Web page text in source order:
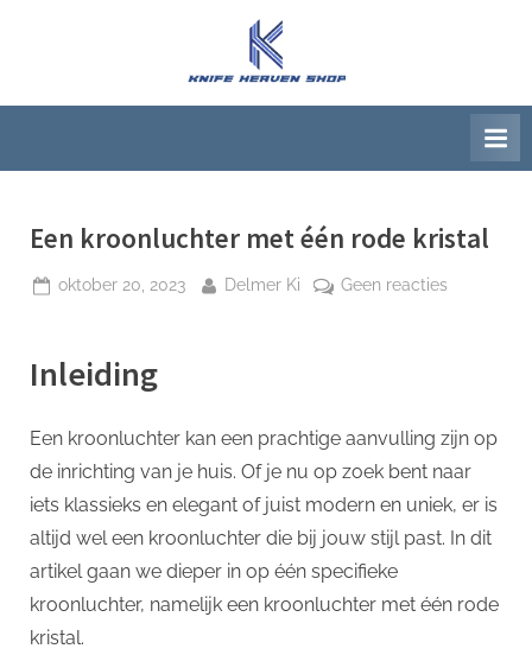
K
n
f
H
a
S
h
o
p
Een kroonluchter met één rode kristal
Geplaatst
oktober 20, 2023 Door
Delmer Ki Geen reactiesop
kristal
Inleiding
Een kroonluchter kan een prachtige aanvulling zijn op
de inrichting van je huis. Of je nu op zoek bent naar
iets klassieks en elegant of juist modern en uniek, er is
altijd wel een kroonluchter die bij jouw stijl past. In dit
artikel gaan we dieper in op één specifieke
kroonluchter, namelijk een kroonluchter met één rode
kristal.